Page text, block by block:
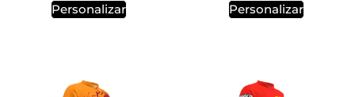
Personalizar Personalizar